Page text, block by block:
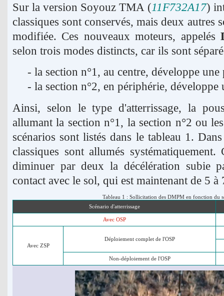
Sur la version Soyouz TMA (11F732A17)
classiques sont conservés, mais deux autres
modifiée. Ces nouveaux moteurs, appelés
selon trois modes distincts, car ils sont
- la section n°1, au centre, développe
- la section n°2, en périphérie, développe
Ainsi, selon le type d'atterrissage, la
allumant la section n°1, la section n°2 ou
scénarios sont listés dans le tableau 1.
classiques sont allumés
diminuer par deux la décélération subie
contact avec le sol, qui est maintenant de 5 à
Scénario d'atterrissage
Avec OSP
Avec ZSP
Déploiement complet de l'OSP
Non-déploiement de l'OSP
Tableau 1 : Sollicitation des DMPM en fonction du